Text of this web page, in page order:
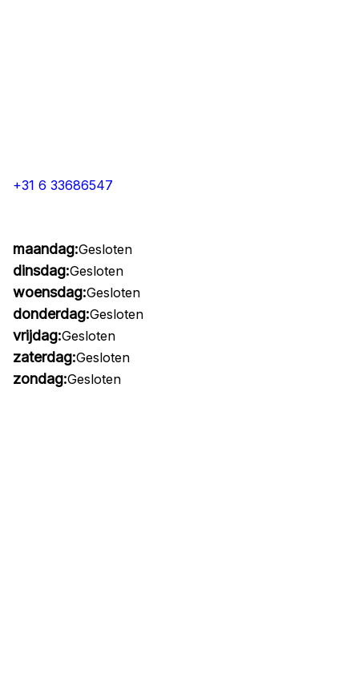
+31 6 33686547
maandag:Gesloten
dinsdag:Gesloten
woensdag:Gesloten
donderdag:Gesloten
vrijdag:Gesloten
zaterdag:Gesloten
zondag:Gesloten